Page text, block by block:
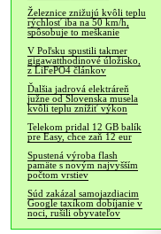
Železnice znižujú kvôli teplu
rýchlosť iba na 50 km/h,
spôsobuje to meškanie
V Poľsku spustili takmer
gigawatthodinové úložisko,
z LiFePO4 článkov
Ďalšia jadrová elektráreň
južne od Slovenska musela
kvôli teplu znížiť výkon
Telekom pridal 12 GB balík
pre Easy, chce zaň 12 eur
Spustená výroba flash
pamäte s novým najvyšším
počtom vrstiev
Súd zakázal samojazdiacim
Google taxíkom dobíjanie v
noci, rušili obyvateľov